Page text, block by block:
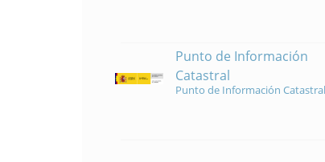
Punto de Información
Catastral
Punto de Información Catastral